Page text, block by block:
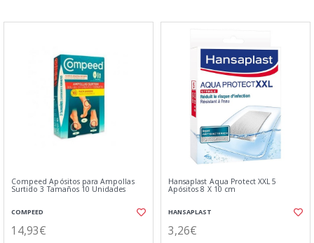
Compeed Apósitos para Ampollas
Surtido 3 Tamaños 10 Unidades
COMPEED
14,93€
Hansaplast Aqua Protect XXL 5
Apósitos 8 X 10 cm
HANSAPLAST
3,26€